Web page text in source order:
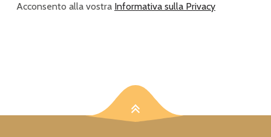
Acconsento alla vostra Informativa sulla Privacy